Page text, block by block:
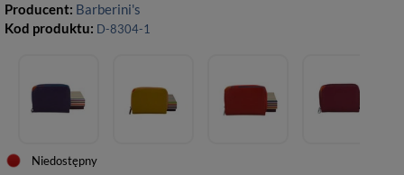
Producent: Barberini's
Kod produktu: D-8304-1
Niedostępny